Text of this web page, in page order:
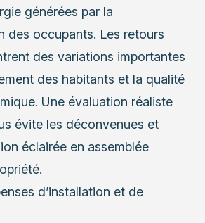
générées par la
des occupants. Les retours
des variations importantes
des habitants et la qualité
Une évaluation réaliste
évite les déconvenues et
éclairée en assemblée
d’installation et de